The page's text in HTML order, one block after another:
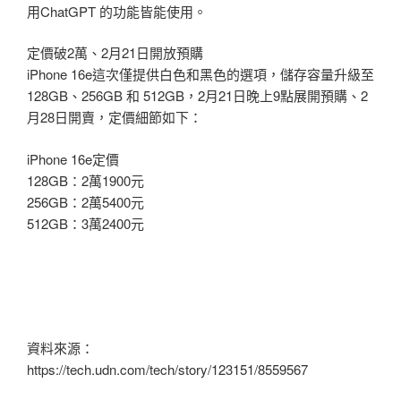
用ChatGPT 的功能皆能使用。
定價破2萬、2月21日開放預購
iPhone 16e這次僅提供白色和黑色的選項，儲存容量升級至
128GB、256GB 和 512GB，2月21日晚上9點展開預購、2
月28日開賣，定價細節如下：
iPhone 16e定價
128GB：2萬1900元
256GB：2萬5400元
512GB：3萬2400元
資料來源：
https://tech.udn.com/tech/story/123151/8559567